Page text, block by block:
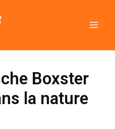
Boxster
la nature